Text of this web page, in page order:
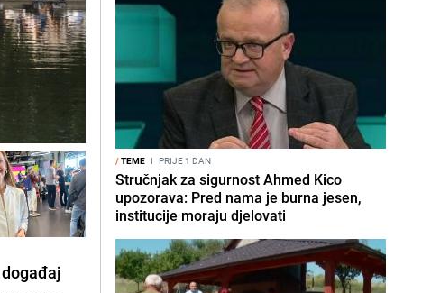
/TEME I PRIJE 1 DAN
Stručnjak za sigurnost Ahmed Kico
upozorava: Pred nama je burna jesen,
institucije moraju djelovati